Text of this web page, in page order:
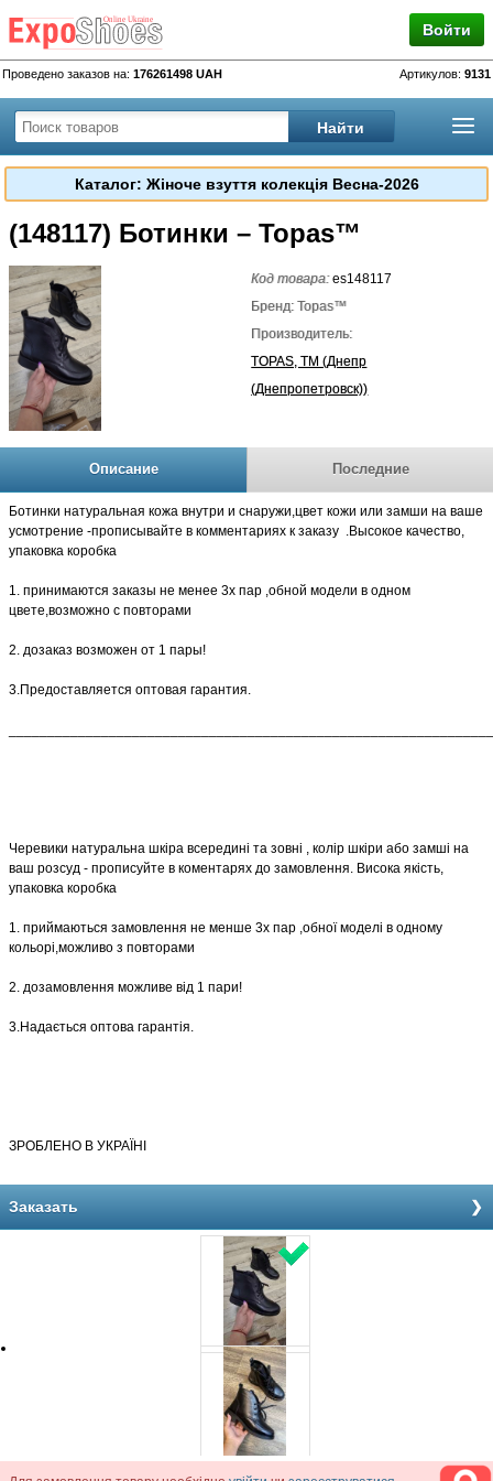
Войти
Проведено заказов на: 176261498 UAH Артикулов: 9131
Каталог: Жіноче взуття колекція Весна-2026
(148117) Ботинки – Topas™
Код товара:es148117
Бренд: Topas™
Производитель:
TOPAS, TM (Днепр
(Днепропетровск))
Описание Последние
Ботинки натуральная кожа внутри и снаружи,цвет кожи или замши на ваше
усмотрение -прописывайте в комментариях к заказу .Высокое качество,
упаковка коробка
1. принимаются заказы не менее 3х пар ,обной модели в одном
цвете,возможно с повторами
2. дозаказ возможен от 1 пары!
3.Предоставляется оптовая гарантия.
Черевики натуральна шкіра всередині та зовні , колір шкіри або замші на
ваш розсуд - прописуйте в коментарях до замовлення. Висока якість,
упаковка коробка
1. приймаються замовлення не менше 3х пар ,обної моделі в одному
кольорі,можливо з повторами
2. дозамовлення можливе від 1 пари!
3.Надається оптова гарантія.
ЗРОБЛЕНО В УКРАЇНІ
Заказать